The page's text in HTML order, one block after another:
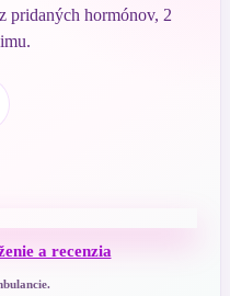
pridaných hormónov, 2
a recenzia